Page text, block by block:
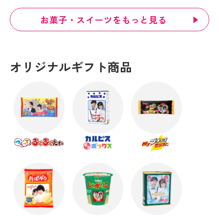
お菓子・スイーツをもっと見る
オリジナルギフト商品